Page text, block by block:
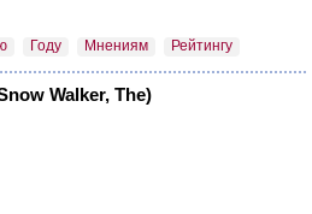
Году Мнениям Рейтингу
Walker, The)